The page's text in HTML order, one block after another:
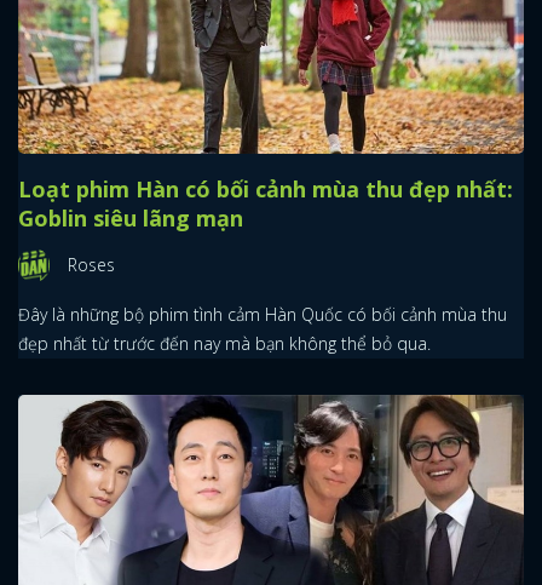
Loạt phim Hàn có bối cảnh mùa thu đẹp nhất:
Goblin siêu lãng mạn
Roses
Đây là những bộ phim tình cảm Hàn Quốc có bối cảnh mùa thu
đẹp nhất từ trước đến nay mà bạn không thể bỏ qua.